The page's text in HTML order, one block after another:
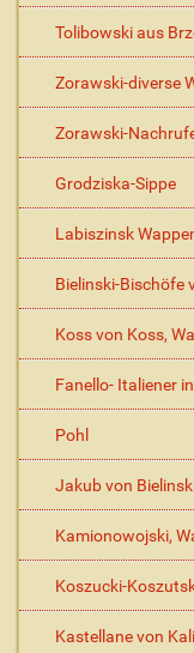
Tolibowski aus
Zorawski-diverse
Zorawski-
Grodziska-Sippe
Labiszinsk
Bielinski-Bischöfe
Koss von Koss,
Fanello- Italiener
Pohl
Jakub von
Kamionowojski,
Koszucki-
Kastellane von